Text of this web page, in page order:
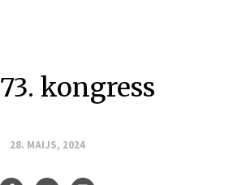
kongress
28. MAIJS, 2024